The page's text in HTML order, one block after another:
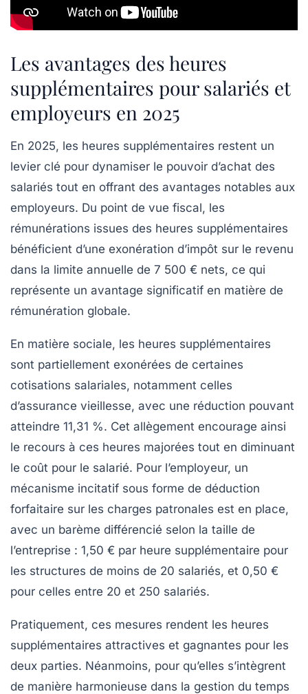
Les avantages des heures
supplémentaires pour salariés et
employeurs en 2025
En 2025, les heures supplémentaires restent un
levier clé pour dynamiser le pouvoir d’achat des
salariés tout en offrant des avantages notables aux
employeurs. Du point de vue fiscal, les
rémunérations issues des heures supplémentaires
bénéficient d’une exonération d’impôt sur le revenu
dans la limite annuelle de 7 500 € nets, ce qui
représente un avantage significatif en matière de
rémunération globale.
En matière sociale, les heures supplémentaires
sont partiellement exonérées de certaines
cotisations salariales, notamment celles
d’assurance vieillesse, avec une réduction pouvant
atteindre 11,31 %. Cet allègement encourage ainsi
le recours à ces heures majorées tout en diminuant
le coût pour le salarié. Pour l’employeur, un
mécanisme incitatif sous forme de déduction
forfaitaire sur les charges patronales est en place,
avec un barème différencié selon la taille de
l’entreprise : 1,50 € par heure supplémentaire pour
les structures de moins de 20 salariés, et 0,50 €
pour celles entre 20 et 250 salariés.
Pratiquement, ces mesures rendent les heures
supplémentaires attractives et gagnantes pour les
deux parties. Néanmoins, pour qu’elles s’intègrent
de manière harmonieuse dans la gestion du temps